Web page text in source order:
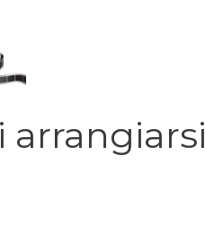
arrangiarsi